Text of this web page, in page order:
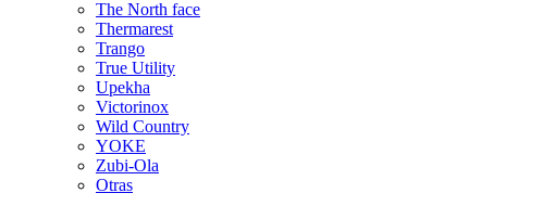
The North face
Thermarest
Trango
True Utility
Upekha
Victorinox
Wild Country
YOKE
Zubi-Ola
Otras